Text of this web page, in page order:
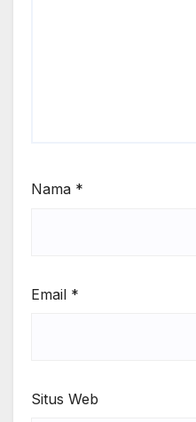
Nama *
Email *
Situs Web